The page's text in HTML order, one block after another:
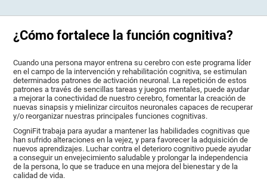
¿Cómo fortalece la función cognitiva?
Cuando una persona mayor entrena su cerebro con este programa líder
en el campo de la intervención y rehabilitación cognitiva, se estimulan
determinados patrones de activación neuronal. La repetición de estos
patrones a través de sencillas tareas y juegos mentales, puede ayudar
a mejorar la conectividad de nuestro cerebro, fomentar la creación de
nuevas sinapsis y mielinizar circuitos neuronales capaces de recuperar
y/o reorganizar nuestras principales funciones cognitivas.
CogniFit trabaja para ayudar a mantener las habilidades cognitivas que
han sufrido alteraciones en la vejez, y para favorecer la adquisición de
nuevos aprendizajes. Luchar contra el deterioro cognitivo puede ayudar
a conseguir un envejecimiento saludable y prolongar la independencia
de la persona, lo que se traduce en una mejora del bienestar y de la
calidad de vida.